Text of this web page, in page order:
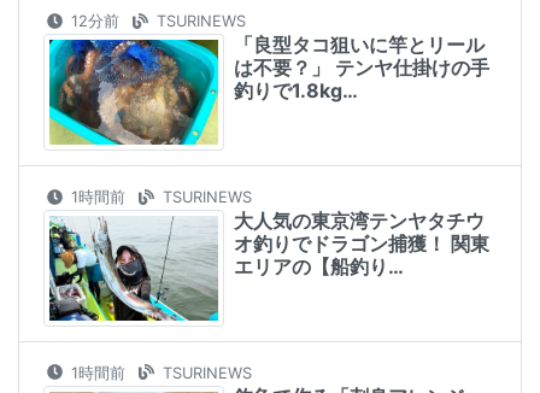
12分前 TSURINEWS
「良型タコ狙いに竿とリール
は不要？」 テンヤ仕掛けの手
釣りで1.8kg…
1時間前 TSURINEWS
大人気の東京湾テンヤタチウ
オ釣りでドラゴン捕獲！ 関東
エリアの【船釣り…
1時間前 TSURINEWS